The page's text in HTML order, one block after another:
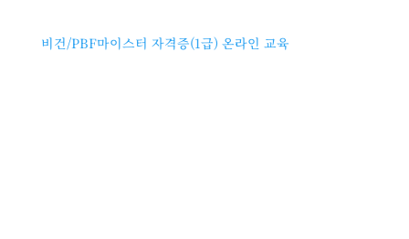
비건/PBF마이스터 자격증(1급) 온라인 교육